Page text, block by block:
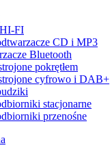
FI
CD i MP3
Bluetooth
pokrętłem
cyfrowo i DAB+
stacjonarne
przenośne